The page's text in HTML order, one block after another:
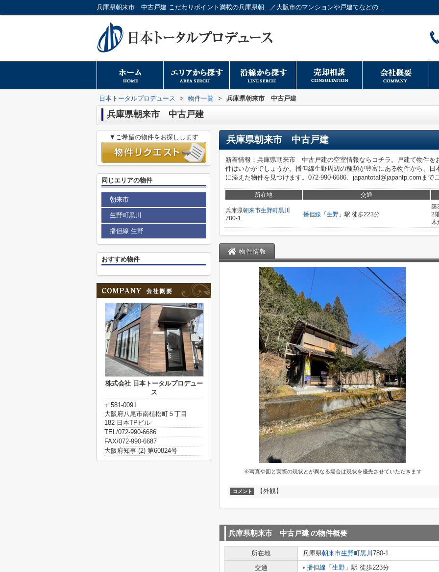
兵庫県朝来市 中古戸建 こだわりポイント満載の兵庫県朝...／大阪市のマンションや戸建てなどの不動産情報は日本トータルプロデュースへ
日本トータルプロデュース > 物件一覧 > 兵庫県朝来市 中古戸建
兵庫県朝来市 中古戸建
兵庫県朝来市 中古戸建
新着情報：兵庫県朝来市 中古戸建の空室情報ならコチラ。戸建て物件を
件はいかがでしょうか。播但線生野周辺の種類が豊富にある物件から、
に添えた物件を見つけます。072-990-6686、japantotal@japantp.comまで
所在地 交通
兵庫県朝来市生野町黒川
780-1
播但線 「 生野 」駅 徒歩223分
築
2
木
物件情報
※写真や図と実際の現状とが異なる場合は現状を優先させていただきます
コメント 【外観】
兵庫県朝来市 中古戸建の物件概要
所在地 兵庫県朝来市生野町黒川 780-1
交通
播但線 「 生野 」駅 徒歩223分
▼ご希望の物件をお探しします
同じエリアの物件
朝来市
生野町黒川
播但線 生野
おすすめ物件
株式会社 日本トータルプロデュー
ス
〒581-0091
大阪府八尾市南植松町５丁目
182 日本TPビル
TEL/072-990-6686
FAX/072-990-6687
大阪府知事 (2) 第60824号